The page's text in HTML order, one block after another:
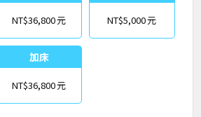
NT$36,800 NT$5,000
加床
NT$36,800